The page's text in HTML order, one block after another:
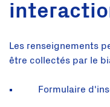
Les renseignements
être collectés par le
Formulaire